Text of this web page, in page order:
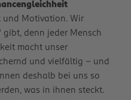
und Motivation. Wir
gibt, denn jeder Mensch
macht unser
und vielfältig – und
deshalb bei uns so
was in ihnen steckt.